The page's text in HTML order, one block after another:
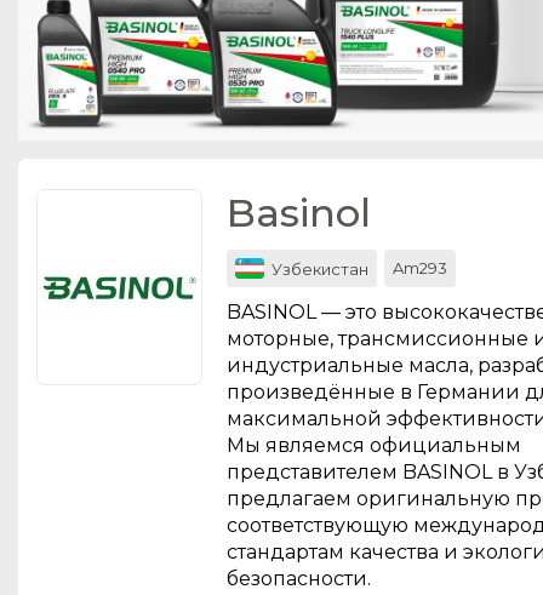
Basinol
Узбекистан Am293
BASINOL — это
моторные, трансмиссионные
индустриальные масла,
произведённые в Германии
максимальной
Мы являемся официальным
представителем BASINOL в
предлагаем оригинальную
соответствующую
стандартам качества и
безопасности.